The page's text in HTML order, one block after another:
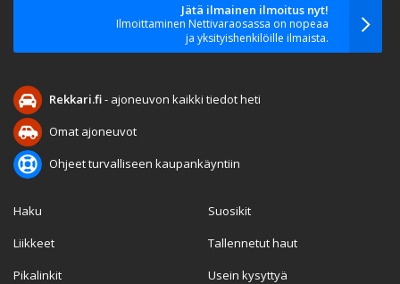
Jätä ilmainen ilmoitus nyt!
Ilmoittaminen Nettivaraosassa on nopeaa
ja yksityishenkilöille ilmaista.
Rekkari.fi- ajoneuvon kaikki tiedot heti
Omat ajoneuvot
Ohjeet turvalliseen kaupankäyntiin
Haku
Liikkeet
Pikalinkit
Suosikit
Tallennetut haut
Usein kysyttyä